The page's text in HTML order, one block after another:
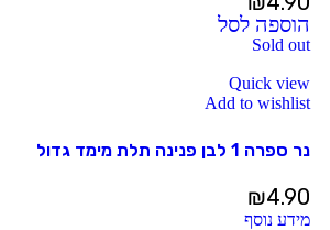
הוספה לסל
Sold out
Quick view
Add to wishlist
נר ספרה 1 לבן פנינה תלת מימד גדול
₪4.90
מידע נוסף